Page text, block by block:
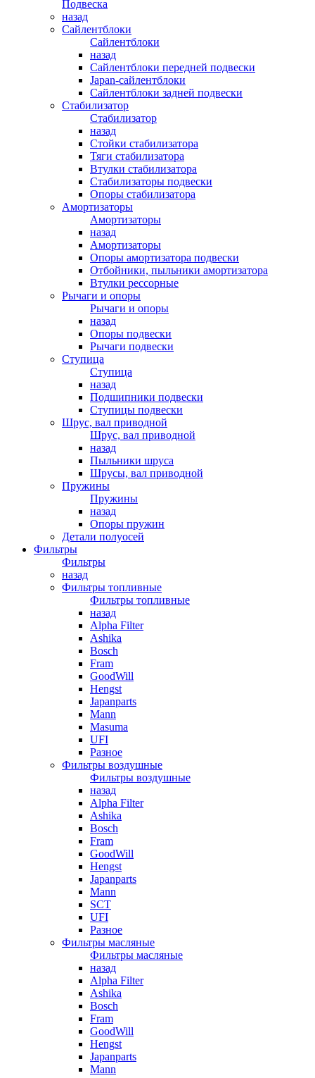
Подвеска
назад
Сайлентблоки
Сайлентблоки
назад
Сайлентблоки передней подвески
Japan-сайлентблоки
Сайлентблоки задней подвески
Стабилизатор
Стабилизатор
назад
Стойки стабилизатора
Тяги стабилизатора
Втулки стабилизатора
Стабилизаторы подвески
Опоры стабилизатора
Амортизаторы
Амортизаторы
назад
Амортизаторы
Опоры амортизатора подвески
Отбойники, пыльники амортизатора
Втулки рессорные
Рычаги и опоры
Рычаги и опоры
назад
Опоры подвески
Рычаги подвески
Ступица
Ступица
назад
Подшипники подвески
Ступицы подвески
Шрус, вал приводной
Шрус, вал приводной
назад
Пыльники шруса
Шрусы, вал приводной
Пружины
Пружины
назад
Опоры пружин
Детали полуосей
Фильтры
Фильтры
назад
Фильтры топливные
Фильтры топливные
назад
Alpha Filter
Ashika
Bosch
Fram
GoodWill
Hengst
Japanparts
Mann
Masuma
UFI
Разное
Фильтры воздушные
Фильтры воздушные
назад
Alpha Filter
Ashika
Bosch
Fram
GoodWill
Hengst
Japanparts
Mann
SCT
UFI
Разное
Фильтры масляные
Фильтры масляные
назад
Alpha Filter
Ashika
Bosch
Fram
GoodWill
Hengst
Japanparts
Mann